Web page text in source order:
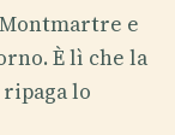
e
È lì che la
lo